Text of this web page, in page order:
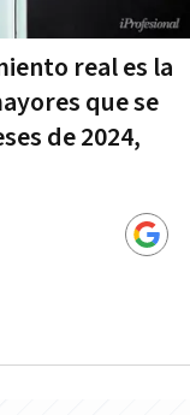
real es la
que se
de 2024,